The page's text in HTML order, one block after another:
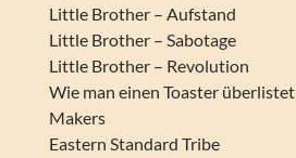
Little Brother – Aufstand
Little Brother – Sabotage
Little Brother – Revolution
Wie man einen Toaster überlistet
Makers
Eastern Standard Tribe